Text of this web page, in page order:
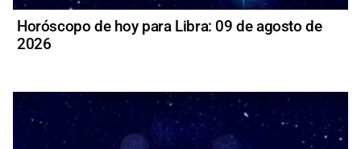
Horóscopo de hoy para Libra: 09 de agosto de
2026